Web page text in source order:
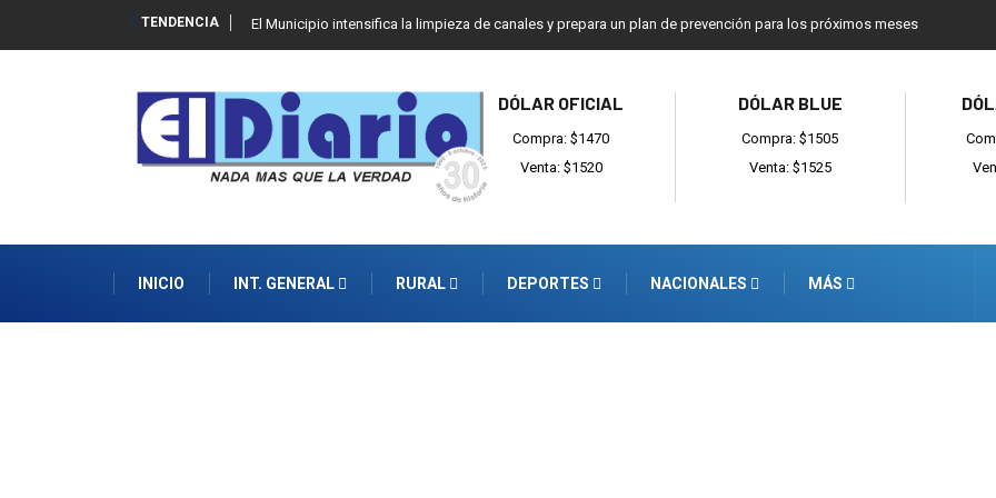
TENDENCIA El Municipio intensifica la limpieza de canales y prepara un plan de prevención para los próximos meses
DÓLAR OFICIAL
Compra: $1470
Venta: $1520
DÓLAR BLUE
Compra: $1505
Venta: $1525
INICIO INT. GENERAL RURAL DEPORTES NACIONALES MÁS